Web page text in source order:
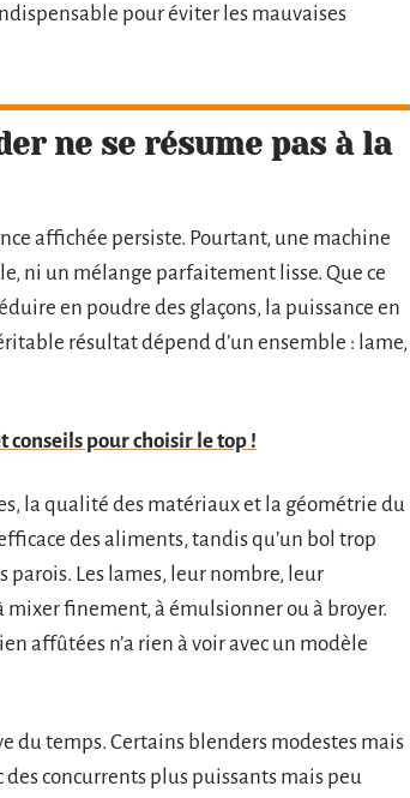
pour éviter les mauvaises
ne se résume pas à la
affichée persiste. Pourtant, une machine
ni un mélange parfaitement lisse. Que ce
en poudre des glaçons, la puissance en
résultat dépend d’un ensemble : lame,
pour choisir le top !
la qualité des matériaux et la géométrie du
des aliments, tandis qu’un bol trop
parois. Les lames, leur nombre, leur
finement, à émulsionner ou à broyer.
affûtées n’a rien à voir avec un modèle
du temps. Certains blenders modestes mais
concurrents plus puissants mais peu